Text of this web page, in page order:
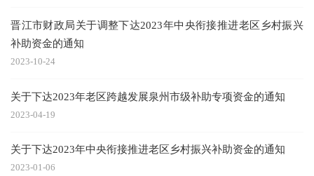
晋江市财政局关于调整下达2023年中央衔接推进老区乡村振兴
补助资金的通知
2023-10-24
关于下达2023年老区跨越发展泉州市级补助专项资金的通知
2023-04-19
关于下达2023年中央衔接推进老区乡村振兴补助资金的通知
2023-01-06